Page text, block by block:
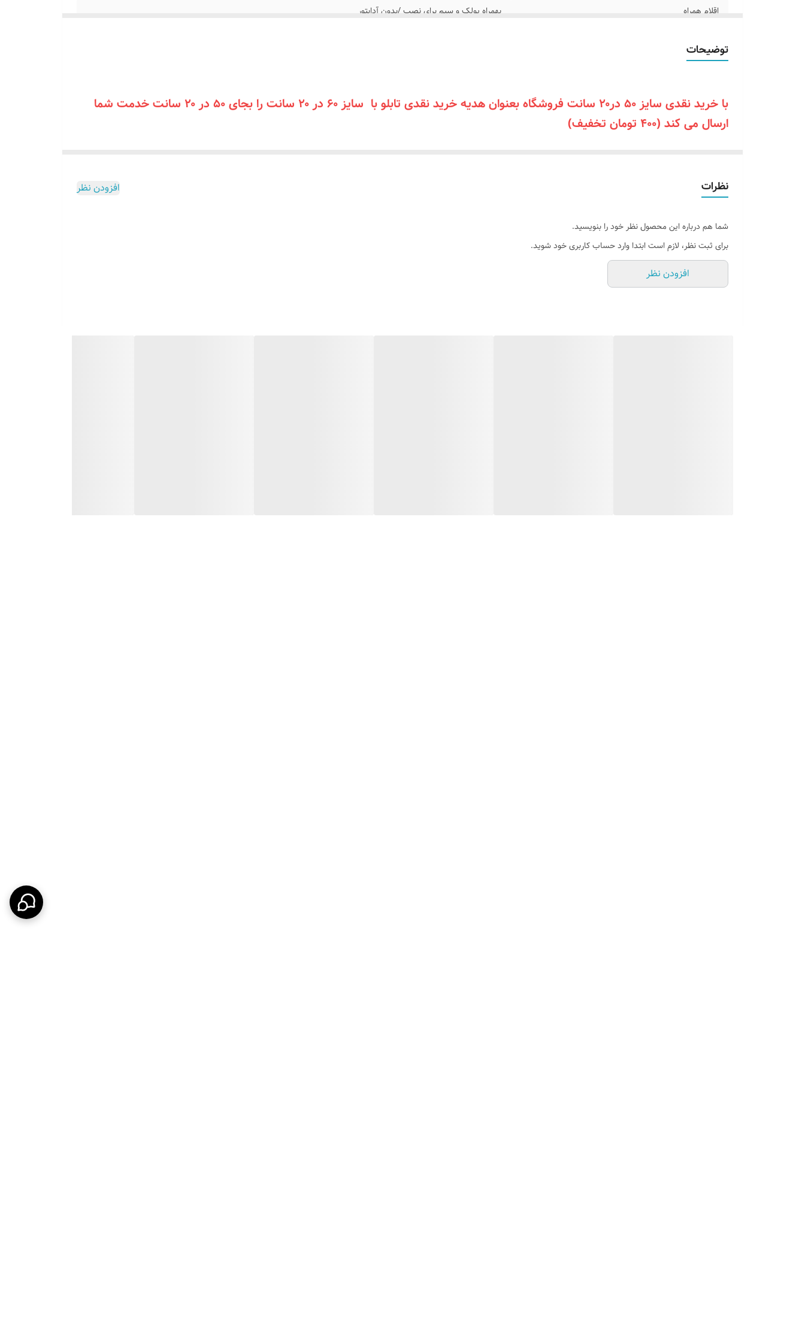
اقلام همراه بهمراه پولک و سیم برای نصب /بدون آدابتور
روش نصب کردن با پولک سیم و چسب ۱۲۳ روی شیشه یا دیوار متصل میکنید
آدابتور
توضیحات
با خرید نقدی سایز ۵۰ در۲۰ سانت فروشگاه بعنوان هدیه خرید نقدی تابلو با سایز ۶۰ در ۲۰ سانت را بجای ۵۰ در ۲۰ سانت خدمت شما
ارسال می کند (۴۰۰ تومان تخفیف)
نظرات افزودن نظر
شما هم درباره این محصول نظر خود را بنویسید.
برای ثبت نظر، لازم است ابتدا وارد حساب کاربری خود شوید.
افزودن نظر